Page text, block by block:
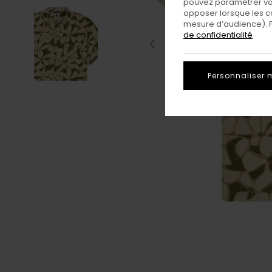
opposer lorsque les
mesure d’audience).
de confidentialité
Personnaliser